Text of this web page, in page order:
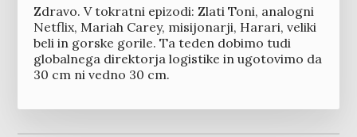
Zdravo. V tokratni epizodi: Zlati Toni, analogni
Netflix, Mariah Carey, misijonarji, Harari, veliki
beli in gorske gorile. Ta teden dobimo tudi
globalnega direktorja logistike in ugotovimo da
30 cm ni vedno 30 cm.